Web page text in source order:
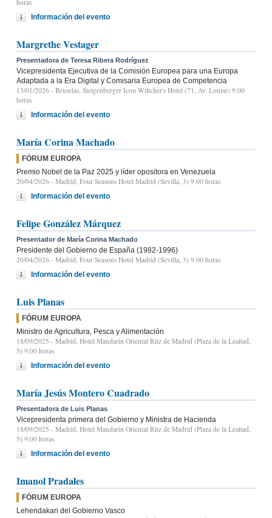
horas
Información del evento
Margrethe Vestager
Presentadora de Teresa Ribera Rodríguez
Vicepresidenta Ejecutiva de la Comisión Europea para una Europa
Adaptada a la Era Digital y Comisaria Europea de Competencia
13/01/2026 - Bruselas, Steigenberger Icon Wiltcher's Hotel (71, Av. Louise) 9:00
horas
Información del evento
María Corina Machado
FÓRUM EUROPA
Premio Nobel de la Paz 2025 y líder opositora en Venezuela
20/04/2026 - Madrid, Four Seasons Hotel Madrid (Sevilla, 3) 9.00 horas
Información del evento
Felipe González Márquez
Presentador de María Corina Machado
Presidente del Gobierno de España (1982-1996)
20/04/2026 - Madrid, Four Seasons Hotel Madrid (Sevilla, 3) 9.00 horas
Información del evento
Luis Planas
FÓRUM EUROPA
Ministro de Agricultura, Pesca y Alimentación
18/09/2025 - Madrid, Hotel Mandarin Oriental Ritz de Madrid (Plaza de la Lealtad,
5) 9:00 horas
Información del evento
María Jesús Montero Cuadrado
Presentadora de Luis Planas
Vicepresidenta primera del Gobierno y Ministra de Hacienda
18/09/2025 - Madrid, Hotel Mandarin Oriental Ritz de Madrid (Plaza de la Lealtad,
5) 9:00 horas
Información del evento
Imanol Pradales
FÓRUM EUROPA
Lehendakari del Gobierno Vasco